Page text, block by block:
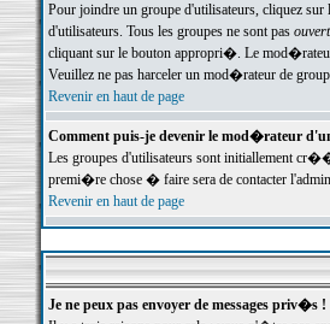
Pour joindre un groupe d'utilisateurs, cliquez sur
d'utilisateurs. Tous les groupes ne sont pas
cliquant sur le bouton appropri�. Le
Veuillez ne pas harceler un mod�rateur de
Revenir en haut de page
Comment puis-je devenir le mod�rateur
Les groupes d'utilisateurs sont initiallement
premi�re chose � faire sera de contacter
Revenir en haut de page
Je ne peux pas envoyer de messages priv�s !